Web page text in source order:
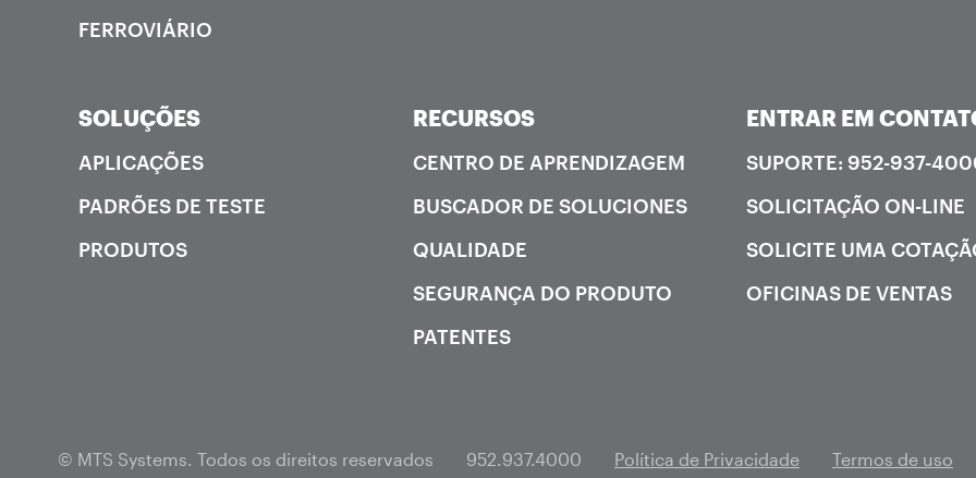
FERROVIÁRIO
SOLUÇÕES
APLICAÇÕES
PADRÕES DE TESTE
PRODUTOS
RECURSOS
CENTRO DE APRENDIZAGEM
BUSCADOR DE SOLUCIONES
QUALIDADE
SEGURANÇA DO PRODUTO
PATENTES
ENTRAR EM
SUPORTE: 952-937-
SOLICITAÇÃO ON-LINE
SOLICITE UMA
OFICINAS DE VENTAS
© MTS Systems. Todos os direitos reservados 952.937.4000 Política de Privacidade Termos de uso